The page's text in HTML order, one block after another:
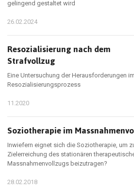
gelingend gestaltet wird
26.02.2024
Resozialisierung nach dem
Strafvollzug
Eine Untersuchung der Herausforderungen im
Resozialisierungsprozess
11.2020
Soziotherapie im
Inwiefern eignet sich die Soziotherapie, um
Zielerreichung des stationären
Massnahmenvollzugs beizutragen?
28.02.2018